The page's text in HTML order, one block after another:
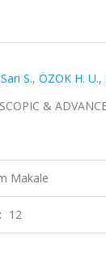
Sari S., ÖZOK H. U.,
&
Makale
12